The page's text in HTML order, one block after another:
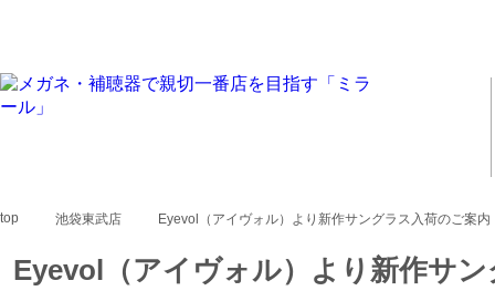
top 池袋東武店 Eyevol（アイヴォル）より新作サングラス入荷のご案
Eyevol（アイヴォル）より新作サ